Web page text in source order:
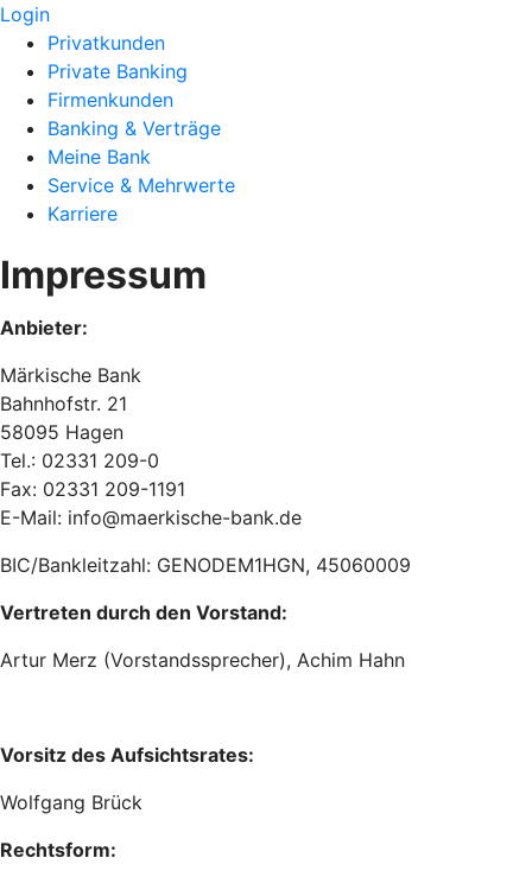
Login
Privatkunden
Private Banking
Firmenkunden
Banking & Verträge
Meine Bank
Service & Mehrwerte
Karriere
Impressum
Anbieter:
Märkische Bank
Bahnhofstr. 21
58095 Hagen
Tel.: 02331 209-0
Fax: 02331 209-1191
E-Mail: info@maerkische-bank.de
BIC/Bankleitzahl: GENODEM1HGN, 45060009
Vertreten durch den Vorstand:
Artur Merz (Vorstandssprecher), Achim Hahn
Vorsitz des Aufsichtsrates:
Wolfgang Brück
Rechtsform: